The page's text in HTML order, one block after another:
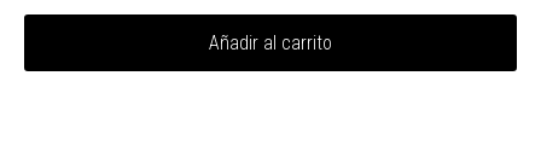
Añadir al carrito